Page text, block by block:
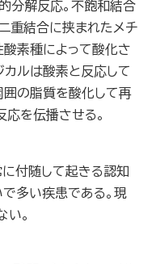
分解反応。不飽和結合
重結合に挟まれたメチ
酸素種によって酸化さ
カルは酸素と反応して
囲の脂質を酸化して再
を伝播させる。
付随して起きる認知
多い疾患である。現
い。